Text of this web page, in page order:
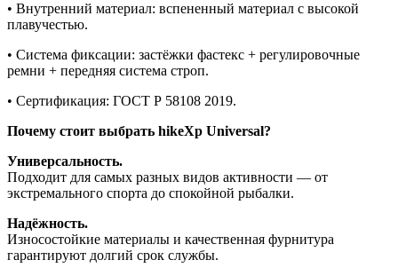
• Внутренний материал: вспененный материал с высокой
плавучестью.
• Система фиксации: застёжки фастекс + регулировочные
ремни + передняя система строп.
• Сертификация: ГОСТ Р 58108 2019.
Почему стоит выбрать hikeXp Universal?
Универсальность.
Подходит для самых разных видов активности — от
экстремального спорта до спокойной рыбалки.
Надёжность.
Износостойкие материалы и качественная фурнитура
гарантируют долгий срок службы.